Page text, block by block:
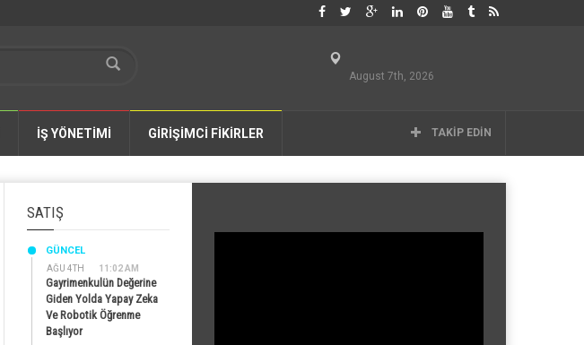
August 7th, 2026
İŞ YÖNETİMİ GİRİŞİMCİ FİKİRLER TAKIP EDIN
SATIŞ
AĞU 4TH 11:02 AM
GÜNCEL
Gayrimenkulün Değerine
Giden Yolda Yapay Zeka
Ve Robotik Öğrenme
Başlıyor